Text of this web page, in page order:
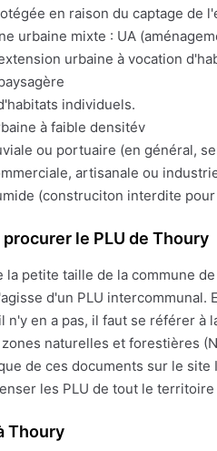
en raison du captage de
urbaine mixte : UA
urbaine à vocation
individuels.
à faible densitév
ou portuaire (en général,
artisanale ou
(construciton interdite
le PLU de Thoury
la petite taille de la commune de
d'un PLU intercommunal.
n'y en a pas, il faut se référer
naturelles et forestières
de ces documents sur le
les PLU de tout le
Thoury